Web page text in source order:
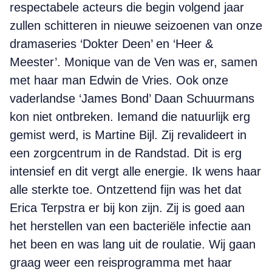
respectabele acteurs die begin volgend jaar
zullen schitteren in nieuwe seizoenen van onze
dramaseries ‘Dokter Deen’ en ‘Heer &
Meester’. Monique van de Ven was er, samen
met haar man Edwin de Vries. Ook onze
vaderlandse ‘James Bond’ Daan Schuurmans
kon niet ontbreken. Iemand die natuurlijk erg
gemist werd, is Martine Bijl. Zij revalideert in
een zorgcentrum in de Randstad. Dit is erg
intensief en dit vergt alle energie. Ik wens haar
alle sterkte toe. Ontzettend fijn was het dat
Erica Terpstra er bij kon zijn. Zij is goed aan
het herstellen van een bacteriële infectie aan
het been en was lang uit de roulatie. Wij gaan
graag weer een reisprogramma met haar